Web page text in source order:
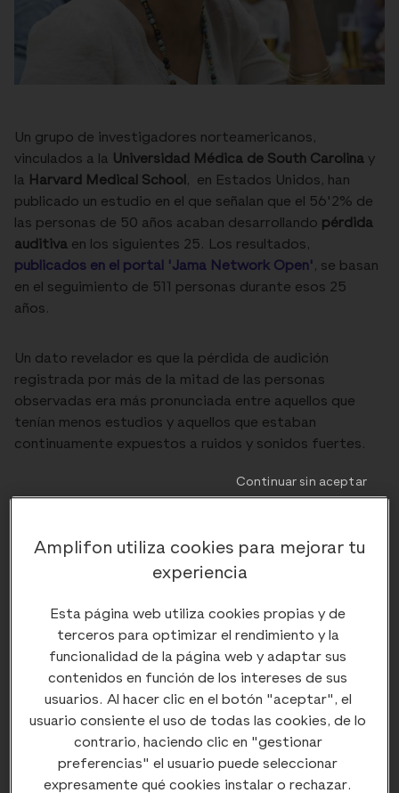
Un grupo de investigadores norteamericanos,
vinculados a la Universidad Médica de South Carolina y
la Harvard Medical School, en Estados Unidos, han
publicado un estudio en el que señalan que el 56'2% de
las personas de 50 años acaban desarrollando pérdida
auditiva en los siguientes 25. Los resultados,
publicados en el portal 'Jama Network Open', se basan
en el seguimiento de 511 personas durante esos 25
años.
Un dato revelador es que la pérdida de audición
registrada por más de la mitad de las personas
observadas era más pronunciada entre aquellos que
tenían menos estudios y aquellos que estaban
continuamente expuestos a ruidos y sonidos fuertes.
prevenir la pérdida auditiva
Los investigadores señalaron también que la
hipertensión y otros factores de riesgo de
enfermedades cardiovasculares son algunas de las
causas de este aumento de pérdida auditiva en
personas a partir de 50 años. Por tanto, la prevención
se presenta como clave para evitar o minimizar esta
Amplifon utiliza cookies para mejorar tu
experiencia
Esta página web utiliza cookies propias y de
terceros para optimizar el rendimiento y la
funcionalidad de la página web y adaptar sus
contenidos en función de los intereses de sus
usuarios. Al hacer clic en el botón "aceptar", el
usuario consiente el uso de todas las cookies, de lo
contrario, haciendo clic en "gestionar
preferencias" el usuario puede seleccionar
expresamente qué cookies instalar o rechazar.
Continuar sin aceptar